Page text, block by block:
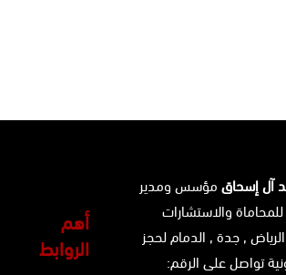
آل إسحاق مؤسس ومدير
للمحاماة والاستشارات
الرياض , جدة , الدماملحجز
تواصل على الرقم:
أهم
الروابط